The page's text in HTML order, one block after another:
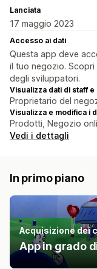
Lanciata
17 maggio 2023
Accesso ai dati
Questa app deve
il tuo negozio. Scopri
degli sviluppatori.
Visualizza dati di staff
Proprietario del
Visualizza e modifica i
Prodotti, Negozio
Vedi i dettagli
In primo piano
Acquisizione dei
App in grado